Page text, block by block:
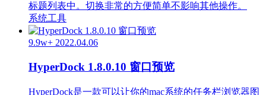
标题列表中。切换非常的方便简单不影响其他操作。
系统工具
9.9w+ 2022.04.06
HyperDock 1.8.0.10 窗口预览
HyperDock是一款可以让你的mac系统的任务栏浏览器图